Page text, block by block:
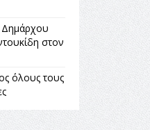
Δημάρχου
στον
όλους τους
ένας